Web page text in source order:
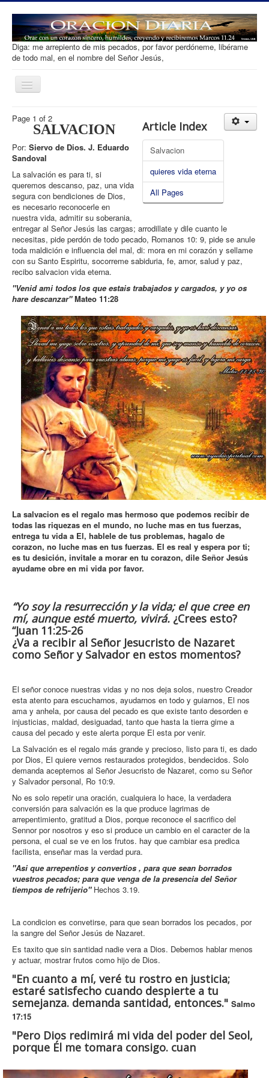
Diga: me arrepiento de mis pecados, por favor perdóneme, libérame
de todo mal, en el nombre del Señor Jesús,
Toggle
Oracion diaria
Salvacion
Que es Orar
Tipos de Oracion
Desarrollar Fe
Ofrenda
Contacto
Article Index
Salvacion
quieres vida eterna
All Pages
Page 1 of 2
SALVACION
Por: Siervo de Dios. J. Eduardo
Sandoval
La salvación es para ti, si
queremos descanso, paz, una vida
segura con bendiciones de Dios,
es necesario reconocerle en
nuestra vida, admitir su soberania,
entregar al Señor Jesús las cargas; arrodillate y dile cuanto le
necesitas, pide perdón de todo pecado, Romanos 10: 9, pide se anule
toda maldición e influencia del mal, di: mora en mi corazón y sellame
con su Santo Espiritu, socorreme sabiduria, fe, amor, salud y paz,
recibo salvacion vida eterna.
"Venid ami todos los que estais trabajados y cargados, y yo os
hare descanzar"Mateo 11:28
La salvacion es el regalo mas hermoso que podemos recibir de
todas las riquezas en el mundo, no luche mas en tus fuerzas,
entrega tu vida a El, hablele de tus problemas, hagalo de
corazon, no luche mas en tus fuerzas. El es real y espera por ti;
es tu desición, invitale a morar en tu corazon, dile Señor Jesús
ayudame obre en mi vida por favor.
“Yo soy la resurrección y la vida; el que cree en
mí, aunque esté muerto, vivirá. ¿Crees esto?
“Juan 11:25-26
¿Va a recibir al Señor Jesucristo de Nazaret
como Señor y Salvador en estos momentos?
El señor conoce nuestras vidas y no nos deja solos, nuestro Creador
esta atento para escucharnos, ayudarnos en todo y guiarnos, El nos
ama y anhela, por causa del pecado es que existe tanto desorden e
injusticias, maldad, desiguadad, tanto que hasta la tierra gime a
causa del pecado y este alerta porque El esta por venir.
La Salvación es el regalo más grande y precioso, listo para ti, es dado
por Dios, El quiere vernos restaurados protegidos, bendecidos. Solo
demanda aceptemos al Señor Jesucristo de Nazaret, como su Señor
y Salvador personal, Ro 10:9.
No es solo repetir una oración, cualquiera lo hace, la verdadera
conversión para salvación es la que produce lagrimas de
arrepentimiento, gratitud a Dios, porque reconoce el sacrifico del
Sennor por nosotros y eso si produce un cambio en el caracter de la
persona, el cual se ve en los frutos. hay que cambiar esa predica
facilista, enseñar mas la verdad pura.
"Asi que arrepentios y convertios , para que sean borrados
vuestros pecados; para que venga de la presencia del Señor
tiempos de refrijerio" Hechos 3.19.
La condicion es convetirse, para que sean borrados los pecados, por
la sangre del Señor Jesús de Nazaret.
Es taxito que sin santidad nadie vera a Dios. Debemos hablar menos
y actuar, mostrar frutos como hijo de Dios.
"En cuanto a mí, veré tu rostro en justicia;
estaré satisfecho cuando despierte a tu
semejanza. demanda santidad, entonces." Salmo
17:15
"Pero Dios redimirá mi vida del poder del Seol,
porque Él me tomara consigo. cuan